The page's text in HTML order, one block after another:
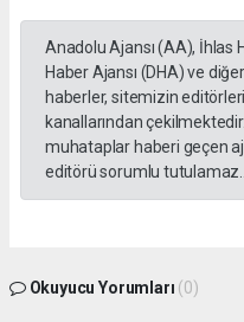
Anadolu Ajansı (AA), İhlas
Haber Ajansı (DHA) ve
haberler, sitemizin
kanallarından
muhataplar haberi geçen
editörü sorumlu tutulamaz...
Okuyucu Yorumları (0)